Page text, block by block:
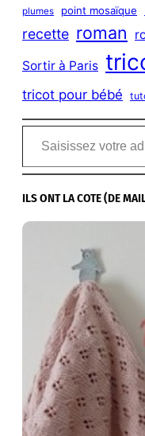
plumes point mosaïque
recette roman
Sortir à Paris
tricot pour bébé
Saisissez votre adresse e-mail…
ILS ONT LA COTE (DE